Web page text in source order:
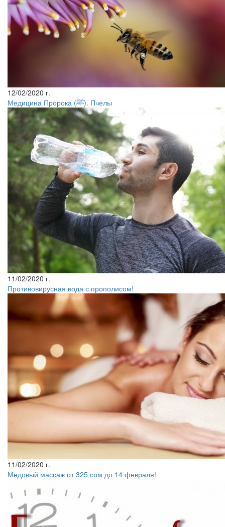
12/02/2020 г.
Медицина Пророка (ﷺ). Пчелы
11/02/2020 г.
Противовирусная вода с прополисом!
11/02/2020 г.
Медовый массаж от 325 сом до 14 февраля!